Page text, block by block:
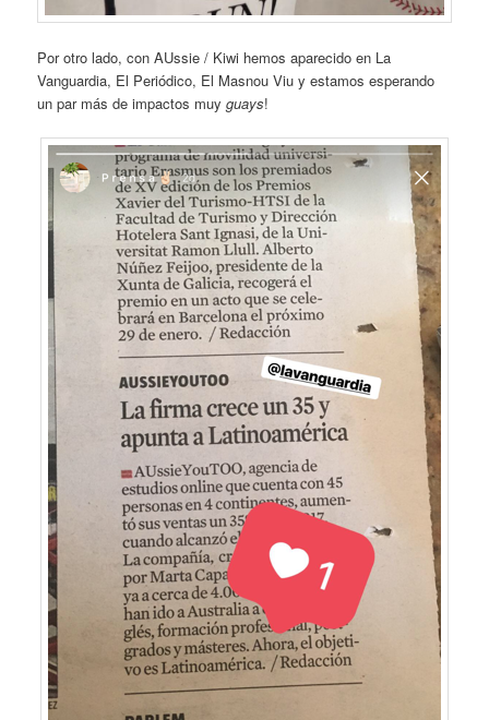
Por otro lado, con AUssie / Kiwi hemos aparecido en La
Vanguardia, El Periódico, El Masnou Viu y estamos esperando
un par más de impactos muyguays!